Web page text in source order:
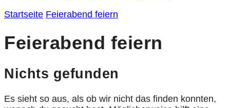
Startseite Feierabend feiern
Feierabend feiern
Nichts gefunden
Es sieht so aus, als ob wir nicht das finden konnten,